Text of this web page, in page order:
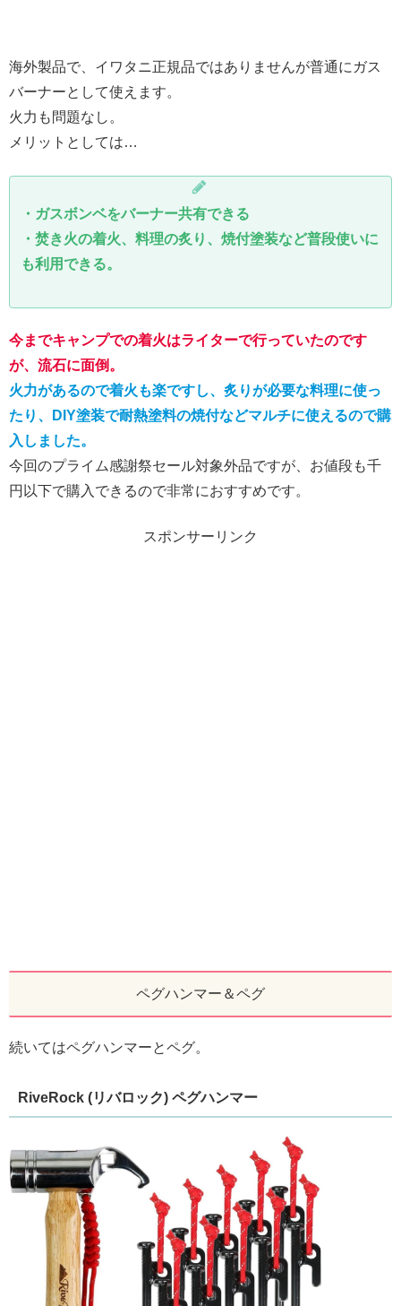
海外製品で、イワタニ正規品ではありませんが普通にガス
バーナーとして使えます。
火力も問題なし。
メリットとしては…
・ガスボンベをバーナー共有できる
・焚き火の着火、料理の炙り、焼付塗装など普段使いに
も利用できる。
今までキャンプでの着火はライターで行っていたのです
が、流石に面倒。
火力があるので着火も楽ですし、炙りが必要な料理に使っ
たり、DIY塗装で耐熱塗料の焼付などマルチに使えるので購
入しました。
今回のプライム感謝祭セール対象外品ですが、お値段も千
円以下で購入できるので非常におすすめです。
スポンサーリンク
ペグハンマー＆ペグ
続いてはペグハンマーとペグ。
RiveRock (リバロック) ペグハンマー